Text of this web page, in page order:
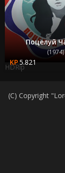
Поцелуй
(1974)
5.821
HDRip
(C) Copyright